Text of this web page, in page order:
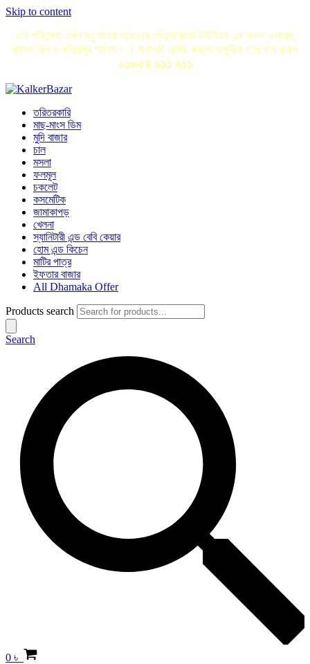
Skip to content
এই পরিসেবা এখন শুধু মাত্র সাভারের তেঁতুলঝোড়া ইউনিয়ন এর সকল এলাকা,
ব্যাংকটউন ও বলিয়াপুর পর্যন্ত। । সরাসরি অর্ডার করতে অসুবিধা হলে কল করুন
০১৮৫৪ ৯১১ ৬১১
তরিতরকারি
মাছ-মাংস ডিম
মুদি বাজার
চাল
মসলা
ফলমূল
চকলেট
কসমেটিক
জামাকাপড়
খেলনা
স্যানিটারী এন্ড বেবি কেয়ার
হোম এন্ড কিচেন
মাটির পাত্র
ইফতার বাজার
All Dhamaka Offer
Products search
Search
0 ৳